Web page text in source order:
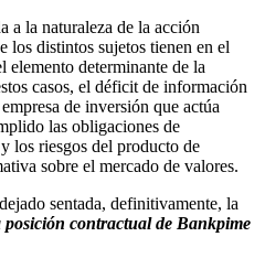
a la naturaleza de la acción
los distintos sujetos tienen en el
elemento determinante de la
casos, el déficit de información
de inversión que actúa
las obligaciones de
los riesgos del producto de
sobre el mercado de valores.
sentada, definitivamente, la
posición contractual de Bankpime